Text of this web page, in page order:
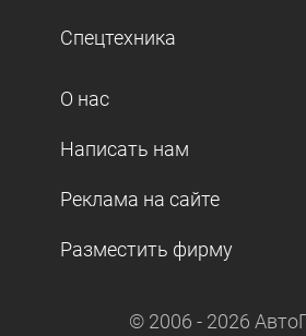
Спецтехника
О нас
Написать нам
Реклама на сайте
Разместить фирму
© 2006 - 2026